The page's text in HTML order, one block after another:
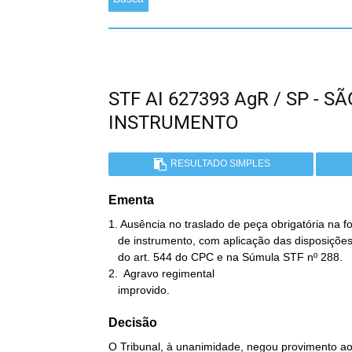
STF AI 627393 AgR / SP -
INSTRUMENTO
RESULTADO SIMPLES
Ementa
1. Ausência no traslado de peça obrigatória na
2.  Agravo regimental
   improvido.
Decisão
O Tribunal, à unanimidade, negou provimento